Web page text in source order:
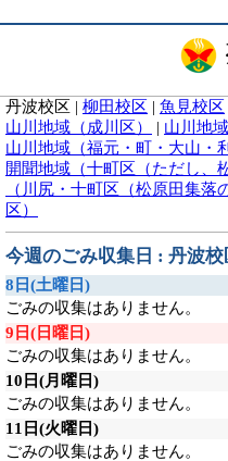
丹波校区 | 柳田校区 | 魚見校区
山川地域（成川区）
| 山川地
山川地域（福元・町・大山・
開聞地域（十町区（ただし、
（川尻・十町区（松原田集落
区）
今週のごみ収集日 : 丹波校
8日(土曜日)
ごみの収集はありません。
9日(日曜日)
ごみの収集はありません。
10日(月曜日)
ごみの収集はありません。
11日(火曜日)
ごみの収集はありません。